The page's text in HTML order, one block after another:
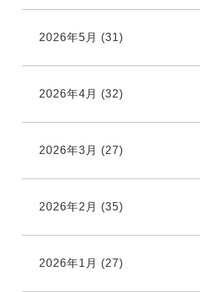
2026年5月 (31)
2026年4月 (32)
2026年3月 (27)
2026年2月 (35)
2026年1月 (27)